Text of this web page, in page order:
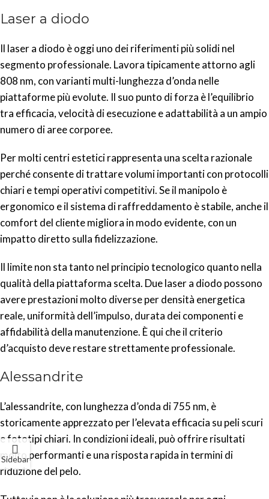
Laser a diodo
Il laser a diodo è oggi uno dei riferimenti più solidi nel
segmento professionale. Lavora tipicamente attorno agli
808 nm, con varianti multi-lunghezza d’onda nelle
piattaforme più evolute. Il suo punto di forza è l’equilibrio
tra efficacia, velocità di esecuzione e adattabilità a un ampio
numero di aree corporee.
Per molti centri estetici rappresenta una scelta razionale
perché consente di trattare volumi importanti con protocolli
chiari e tempi operativi competitivi. Se il manipolo è
ergonomico e il sistema di raffreddamento è stabile, anche il
comfort del cliente migliora in modo evidente, con un
impatto diretto sulla fidelizzazione.
Il limite non sta tanto nel principio tecnologico quanto nella
qualità della piattaforma scelta. Due laser a diodo possono
avere prestazioni molto diverse per densità energetica
reale, uniformità dell’impulso, durata dei componenti e
affidabilità della manutenzione. È qui che il criterio
d’acquisto deve restare strettamente professionale.
Alessandrite
L’alessandrite, con lunghezza d’onda di 755 nm, è
storicamente apprezzato per l’elevata efficacia su peli scuri
e fototipi chiari. In condizioni ideali, può offrire risultati
molto performanti e una risposta rapida in termini di
riduzione del pelo.
Sidebar